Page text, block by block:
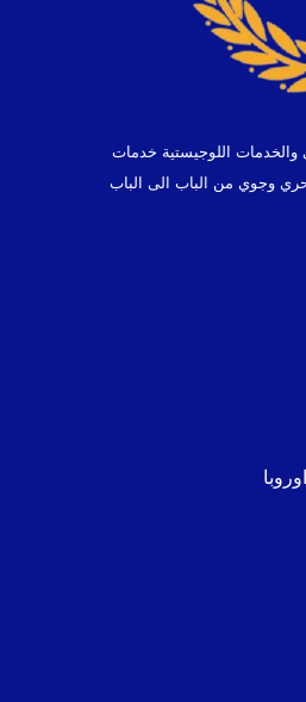
اللوجيستية خدمات
وجوي من الباب الى الباب